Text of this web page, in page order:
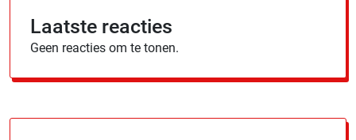
Laatste reacties
Geen reacties om te tonen.